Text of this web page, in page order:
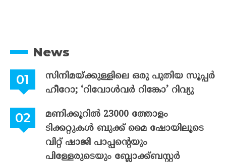
News
സിനിമയ്ക്കുള്ളിലെ ഒരു പുതിയ സൂപ്പർ
ഹീറോ; ‘റിവോൾവർ റിങ്കോ’ റിവ്യു
മണിക്കൂറിൽ 23000 ത്തോളം
ടിക്കറ്റുകൾ ബുക്ക് മൈ ഷോയിലൂടെ
വിറ്റ് ഷാജി പാപ്പന്റെയും
പിള്ളേരുടെയും ബ്ലോക്ക്ബസ്റ്റർ